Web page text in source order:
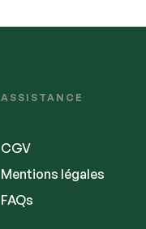
ASSISTANCE
CGV
Mentions légales
FAQs